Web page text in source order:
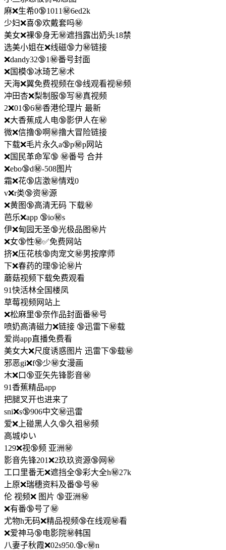
麻❌生希0🔞1011㊙️6ed2k
少妇❌喜🔞欢戴套吗㊙️
美女❌裸🔞身无㊙️遮挡露出奶头18禁
选美小姐在❌线磁🔞力㊙️链接
❌dandy32🔞1㊙️番号封面
❌国模🔞冰琦艺㊙️术
天海❌翼免费视频在🔞线观看视㊙️频
冲田杏❌梨制服🔞写㊙️真视频
2❌01🔞6㊙️香港伦理片 最新
❌大香蕉成人电🔞影伊人在㊙️
微❌信撸🔞啊㊙️撸大冒险链接
下载❌毛片永久a🔞p㊙️p网站
❌国民革命军🔞 ㊙️番号 合并
❌ebo🔞d㊙️-508图片
霜❌花🔞店激㊙️情戏0
v❌r类🔞资㊙️源
❌黄图🔞高清无码 下载㊙️
芭乐❌app 🔞io㊙️s
伊❌甸园无圣🔞光极品图㊙️片
❌女🔞性㊙️✅免费网站
挤❌压花核🔞肉宠文㊙️男按摩师
下❌春药的理🔞论㊙️片
蘑菇视频下载免费观看
91快活林全国楼凤
草莓视频网站上
❌松麻里🔞奈作品封面番㊙️号
喷奶高清磁力❌链接 🔞迅雷下㊙️载
爱尚app直播免费看
美女大❌尺度诱惑图片 迅雷下🔞载㊙️
邪恶gi❌f🔞少㊙️女漫画
木❌口🔞亚矢先锋影音㊙️
91香蕉精品app
把腿叉开也进来了
sni❌s🔞906中文㊙️迅雷
爱❌上碰黑人久🔞久祖㊙️频
高城ゆい
129❌视🔞频 亚洲㊙️
影音先锋201❌2玖玖资源🔞网㊙️
工口里番无❌遮挡全🔞彩大全h㊙️27k
上原❌瑞穗资料及番🔞号㊙️
伦 视频❌ 图片 🔞亚洲㊙️
❌有番🔞号了㊙️
尤物h无码❌精品视频🔞在线观㊙️看
❌爱神马🔞电影院㊙️韩国
八妻子秋霞❌02s950.🔞c㊙️n